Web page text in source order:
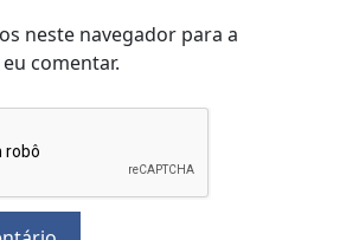
neste navegador para a
comentar.